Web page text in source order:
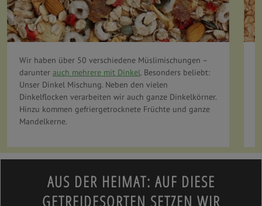
Wir haben über 50 verschiedene Müslimischungen –
darunter auch mehrere mit Dinkel. Besonders beliebt:
Unser Dinkel Mischung. Neben den vielen
Dinkelflocken verarbeiten wir auch ganze Dinkelkörner.
Hinzu kommen gefriergetrocknete Früchte und ganze
Mandelkerne.
AUS DER HEIMAT: AUF DIESE
GETREIDESORTEN SETZEN WIR